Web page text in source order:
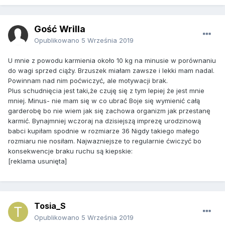
Gość Wrilla
Opublikowano 5 Września 2019
U mnie z powodu karmienia około 10 kg na minusie w porównaniu
do wagi sprzed ciąży. Brzuszek miałam zawsze i lekki mam nadal.
Powinnam nad nim poćwiczyć, ale motywacji brak.
Plus schudnięcia jest taki,że czuję się z tym lepiej że jest mnie
mniej. Minus- nie mam się w co ubrać Boje się wymienić całą
garderobę bo nie wiem jak się zachowa organizm jak przestanę
karmić. Bynajmniej wczoraj na dzisiejszą imprezę urodzinową
babci kupiłam spodnie w rozmiarze 36 Nigdy takiego małego
rozmiaru nie nosiłam. Najwazniejsze to regularnie ćwiczyć bo
konsekwencje braku ruchu są kiepskie:
[reklama usunięta]
Tosia_S
Opublikowano 5 Września 2019